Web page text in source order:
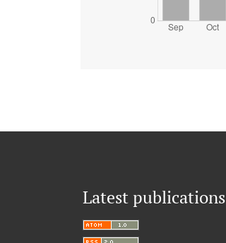
Latest publications